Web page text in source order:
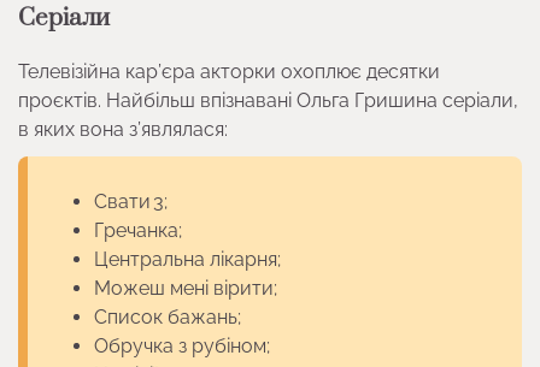
Серіали
Телевізійна кар’єра акторки охоплює десятки
проєктів. Найбільш впізнавані Ольга Гришина серіали,
в яких вона з’являлася:
Свати 3;
Гречанка;
Центральна лікарня;
Можеш мені вірити;
Список бажань;
Обручка з рубіном;